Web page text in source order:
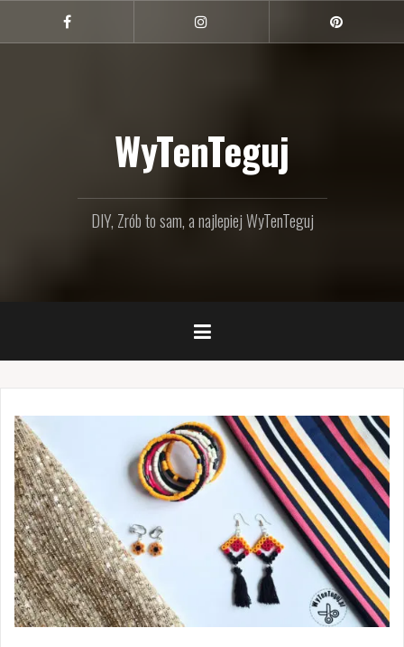
treści
Facebook
WyTenTeguj
DIY, Zrób to sam, a najlepiej WyTenTeguj